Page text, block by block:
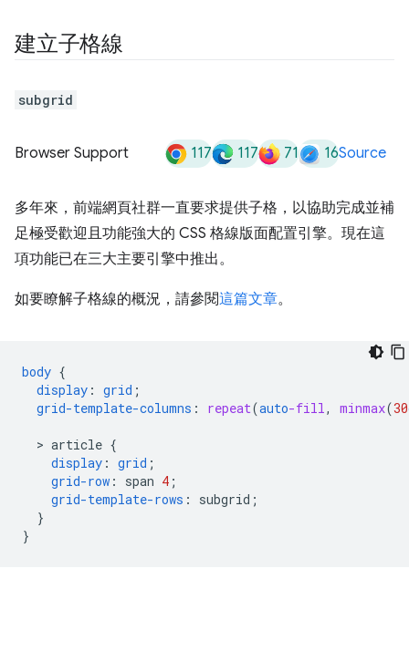
建立子格線
subgrid
Browser Support 117 117 71 16Source
多年來，前端網頁社群一直要求提供子格，以協助完成並補
足極受歡迎且功能強大的 CSS 格線版面配置引擎。現在這
項功能已在三大主要引擎中推出。
如要瞭解子格線的概況，請參閱這篇文章。
body {
display : grid ;
grid-template-columns : repeat(auto-fill, minmax(30
  >
article {
display : grid ;
grid-row : span 4 ;
grid-template-rows : subgrid ;
}
}